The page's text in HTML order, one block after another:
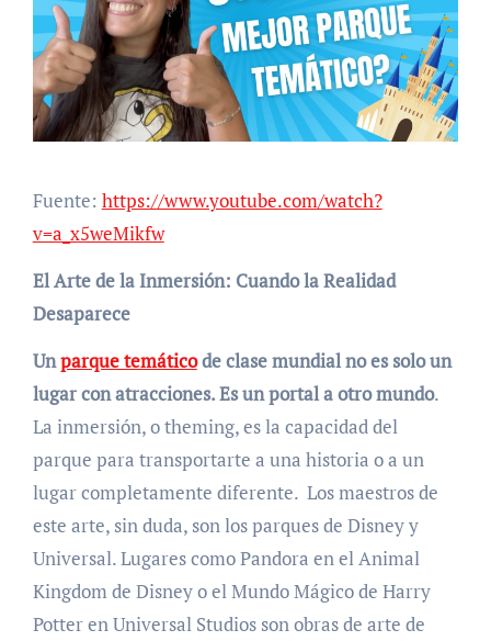
Fuente: https://www.youtube.com/watch?
v=a_x5weMikfw
El Arte de la Inmersión: Cuando la Realidad
Desaparece
Unparque temáticode clase mundial no es solo un
lugar con atracciones. Es un portal a otro mundo.
La inmersión, o theming, es la capacidad del
parque para transportarte a una historia o a un
lugar completamente diferente. Los maestros de
este arte, sin duda, son los parques de Disney y
Universal. Lugares como Pandora en el Animal
Kingdom de Disney o el Mundo Mágico de Harry
Potter en Universal Studios son obras de arte de